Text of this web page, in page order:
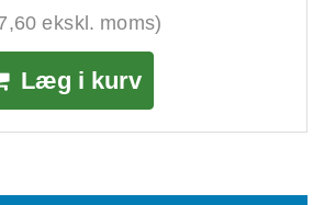
ekskl. moms)
Læg i kurv